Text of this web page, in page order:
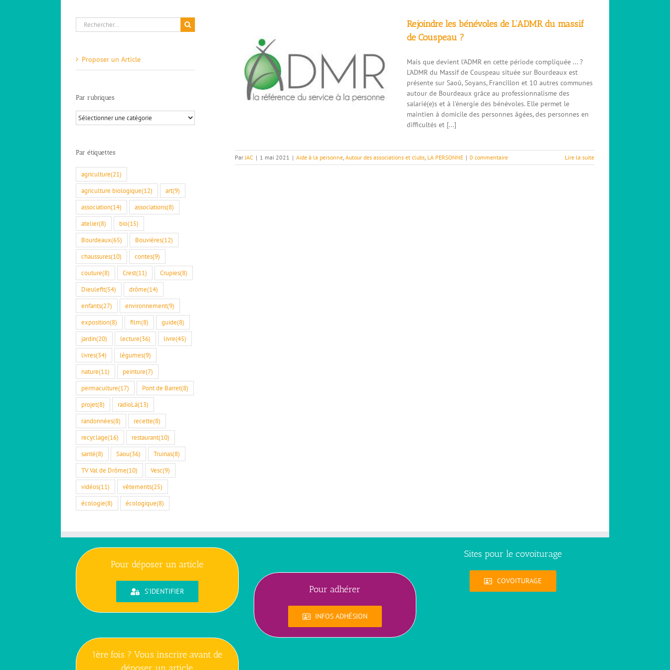
Rejoindre les bénévoles de L’ADMR du
Rejoindre les bénévoles de L’ADMR du massif
de Couspeau ?
Mais que devient l'ADMR en cette période compliquée ... ?
L'ADMR du Massif de Couspeau située sur Bourdeaux est
présente sur Saoû, Soyans, Francillon et 10 autres communes
autour de Bourdeaux grâce au professionnalisme des
salarié(e)s et à l'énergie des bénévoles. Elle permet le
maintien à domicile des personnes âgées, des personnes en
difficultés et [...]
Par JAC | 1 mai 2021 | Aide à la personne ,Autour des associations et clubs LA PERSONNE | 0 commentaire Lire la suite
Rechercher:
Proposer un Article
Par rubriques
Par
rubriques
Par étiquettes
agriculture(21)
agriculture biologique(12) art(9)
association(14) associations(8)
atelier(8) bio(15)
Bourdeaux(65) Bouvières(12)
chaussures(10) contes(9)
couture(8) Crest(11) Crupies(8)
Dieulefit(54) drôme(14)
enfants(27) environnement(9)
exposition(8) film(8) guide(8)
jardin(20) lecture(36) livre(45)
livres(34) légumes(9)
nature(11) peinture(7)
permaculture(17) Pont de Barret(8)
projet(8) radioLà(13)
randonnées(8) recette(8)
recyclage(16) restaurant(10)
santé(8) Saou(36) Truinas(8)
TV Val de Drôme(10) Vesc(9)
vidéos(11) vêtements(25)
écologie(8) écologique(8)
Pour déposer un article
S'IDENTIFIER
1ère fois ? Vous inscrire avant de
Pour adhérer
INFOS ADHÉSION
Sites pour le covoiturage
COVOITURAGE